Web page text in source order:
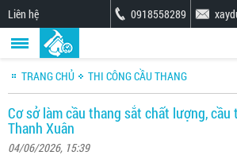
Liên hệ 0918558289
TRANG CHỦ THI CÔNG CẦU THANG
Cơ sở làm cầu thang sắt chất lượng,
Thanh Xuân
04/06/2026, 15:39